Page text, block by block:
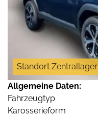
Standort Zentrallager
Allgemeine Daten:
Fahrzeugtyp
Karosserieform